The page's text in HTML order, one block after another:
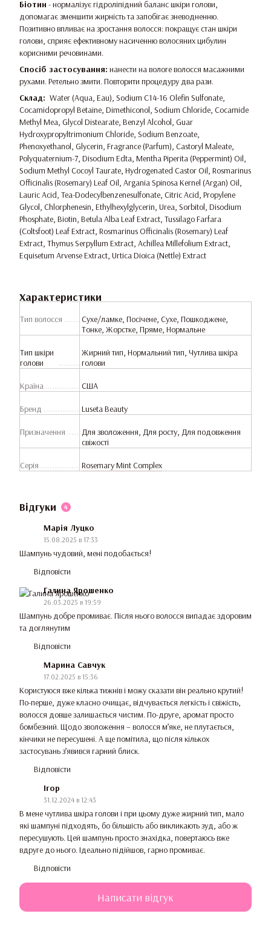
Біотин - нормалізує гідроліпідний баланс шкіри голови,
допомагає зменшити жирність та запобігає зневодненню.
Позитивно впливає на зростання волосся: покращує стан шкіри
голови, сприяє ефективному насиченню волосяних цибулин
корисними речовинами.
Спосіб застосування: нанести на вологе волосся масажними
рухами. Ретельно змити. Повторити процедуру два рази.
Склад: Water (Aqua, Eau), Sodium C14-16 Olefin Sulfonate,
Cocamidopropyl Betaine, Dimethiconol, Sodium Chloride, Cocamide
Methyl Mea, Glycol Distearate, Benzyl Alcohol, Guar
Hydroxypropyltrimonium Chloride, Sodium Benzoate,
Phenoxyethanol, Glycerin, Fragrance (Parfum), Castoryl Maleate,
Polyquaternium-7, Disodium Edta, Mentha Piperita (Peppermint) Oil,
Sodium Methyl Cocoyl Taurate, Hydrogenated Castor Oil, Rosmarinus
Officinalis (Rosemary) Leaf Oil, Argania Spinosa Kernel (Argan) Oil,
Lauric Acid, Tea-Dodecylbenzenesulfonate, Citric Acid, Propylene
Glycol, Chlorphenesin, Ethylhexylglycerin, Urea, Sorbitol, Disodium
Phosphate, Biotin, Betula Alba Leaf Extract, Tussilago Farfara
(Coltsfoot) Leaf Extract, Rosmarinus Officinalis (Rosemary) Leaf
Extract, Thymus Serpyllum Extract, Achillea Millefolium Extract,
Equisetum Arvense Extract, Urtica Dioica (Nettle) Extract
Характеристики
Тип волосся
Сухе/ламке, Посічене, Сухе, Пошкоджене,
Тонке, Жорстке, Пряме, Нормальне
Тип шкіри
голови
Жирний тип, Нормальний тип, Чутлива шкіра
голови
Країна США
Бренд Luseta Beauty
Призначення
Для зволоження, Для росту, Для подовження
свіжості
Серія Rosemary Mint Complex
Відгуки 4
Марія Луцко
15.08.2025 в 17:33
Шампунь чудовий, мені подобається!
Відповісти
Галина Ярошенко
26.03.2025 в 19:59
Шампунь добре промиває. Після нього волосся випадає здоровим
та доглянутим
Відповісти
Марина Савчук
17.02.2025 в 15:36
Користуюся вже кілька тижнів і можу сказати він реально крутий!
По-перше, дуже класно очищає, відчувається легкість і свіжість,
волосся довше залишається чистим. По-друге, аромат просто
бомбезний. Щодо зволоження – волосся м’яке, не плутається,
кінчики не пересушені. А ще помітила, що після кількох
застосувань з’явився гарний блиск.
Відповісти
Ігор
31.12.2024 в 12:43
В мене чутлива шкіра голови і при цьому дуже жирний тип, мало
які шампуні підходять, бо більшість або викликають зуд, або ж
пересушують. Цей шампунь просто знахідка, повертаюсь вже
вдруге до нього. Ідеально підійшов, гарно промиває.
Відповісти
Написати відгук